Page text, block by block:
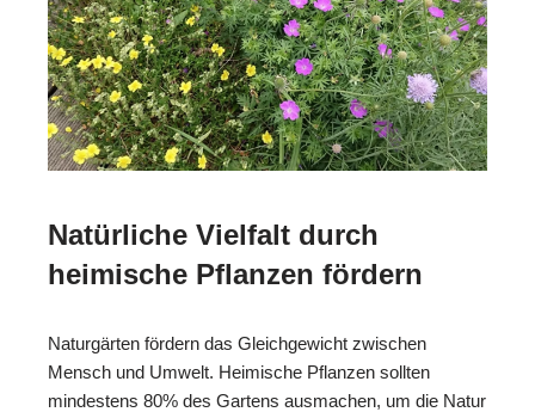
Natürliche Vielfalt durch
heimische Pflanzen fördern
Naturgärten fördern das Gleichgewicht zwischen
Mensch und Umwelt. Heimische Pflanzen sollten
mindestens 80% des Gartens ausmachen, um die Natur